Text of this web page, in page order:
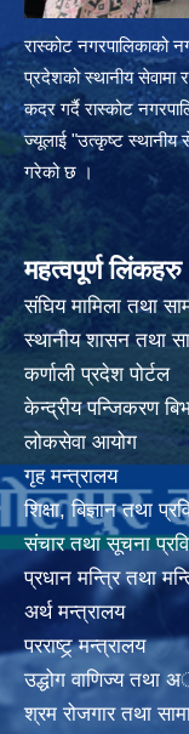
रास्कोट नगरपालिकाको
प्रदेशको स्थानीय सेवामा
कदर गर्दै रास्कोट
ज्यूलाई "उत्कृष्ट स्थानीय
गरेको छ ।
महत्वपूर्ण लिंकहरु
संघिय मामिला तथा
स्थानीय शासन तथा
कर्णाली प्रदेश पोर्टल
केन्द्रीय पन्जिकरण
लोकसेवा आयोग
गृह मन्त्रालय
शिक्षा, बिज्ञान तथा
संचार तथा सूचना
प्रधान मन्त्रि तथा
अर्थ मन्त्रालय
परराष्ट्र् मन्त्रालय
उद्धोग वाणिज्य तथा
श्रम रोजगार तथा